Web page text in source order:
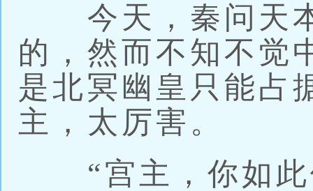
今天，秦问天本
的，然而不知不觉
是北冥幽皇只能占
主，太厉害。
“宫主，你如此